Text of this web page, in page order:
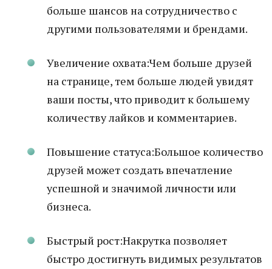
больше шансов на сотрудничество с
другими пользователями и брендами.
Увеличение охвата:Чем больше друзей
на странице, тем больше людей увидят
ваши посты, что приводит к большему
количеству лайков и комментариев.
Повышение статуса:Большое количество
друзей может создать впечатление
успешной и значимой личности или
бизнеса.
Быстрый рост:Накрутка позволяет
быстро достигнуть видимых результатов